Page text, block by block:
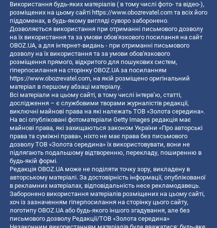
Використання будь-яких матеріалів ( в тому числі фото- та відео-),
розміщених на цьому сайті https://www.obozrevatel.com та всіх його
піддоменах, в будь-якому вигляді суворо заборонено.
Дозволяється використання при отриманні письмового дозволу
на їх використання та за умови обов'язкового посилання на сайт
OBOZ.UA, а для інтернет-видань - при отриманні письмового
дозволу на їх використання та за умови обов'язкового
розміщення прямого, відкритого для пошукових систем,
гіперпосилання на сторінку OBOZ.UA за посиланням
https://www.obozrevatel.com, на якій розміщено оригінальний
матеріал в першому абзаці матеріалу.
Всі матеріали на цьому сайті, в тому числі інтерв’ю, статті,
дослідження – є службовими творами журналістів редакції,
виключні майнові права на які належать ТОВ «Золота середина».
На всі опубліковані фотоматеріали Getty Images редакція має
майнові права, які захищаються законом України «Про авторські
права та суміжні права», ніхто не має права без письмового
дозволу ТОВ «Золота середина» їх використовувати, вони не
підлягають подальшому відтворенню, перекладу, поширенню в
будь-якій формі.
Редакція OBOZ.UA може не поділяти точку зору, викладену в
авторському матеріалі. За достовірність інформації, опублікованої
в рекламних матеріалах, відповідальність несе рекламодавець.
Заборонено використання матеріалів розміщених на цьому сайті,
хоч із зазначенням гіперпосилання на сторінку цього сайту,
логотипу OBOZ.UA або будь-якого іншого згадування, але без
письмового дозволу Редакції/ТОВ «Золота середина»